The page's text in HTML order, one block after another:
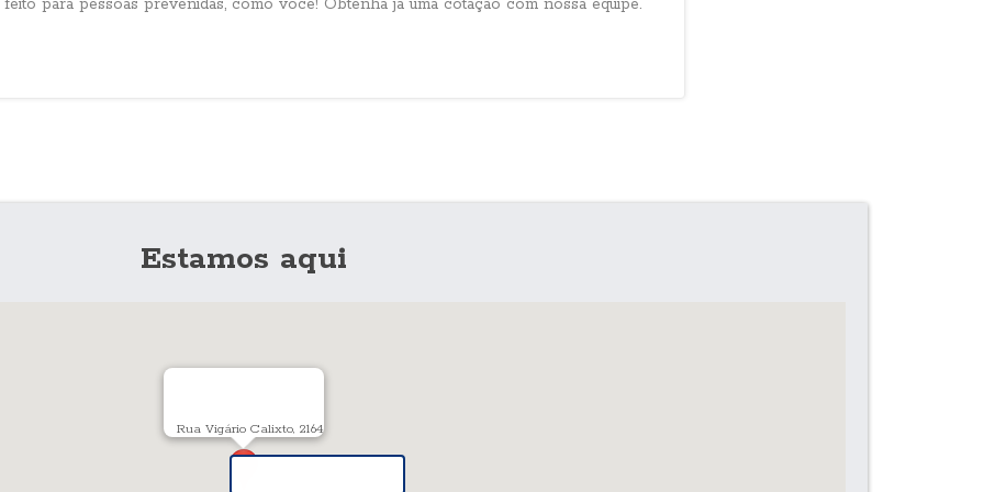
para pessoas prevenidas, como você! Obtenha já uma cotação com nossa equipe.
Estamos aqui
Rua Vigário Calixto, 2164